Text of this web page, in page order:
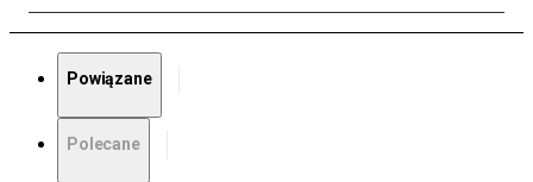
Powiązane
Polecane